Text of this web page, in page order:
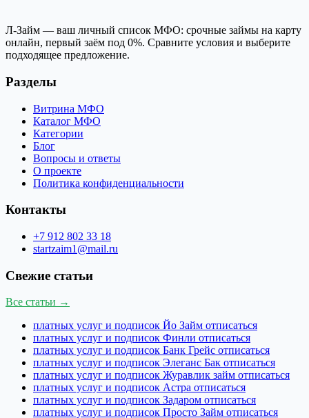
Л-Займ — ваш личный список МФО: срочные займы на карту
онлайн, первый заём под 0%. Сравните условия и выберите
подходящее предложение.
Разделы
Витрина МФО
Каталог МФО
Категории
Блог
Вопросы и ответы
О проекте
Политика конфиденциальности
Контакты
+7 912 802 33 18
startzaim1@mail.ru
Свежие статьи
Все статьи →
платных услуг и подписок Йо Займ отписаться
платных услуг и подписок Финли отписаться
платных услуг и подписок Банк Грейс отписаться
платных услуг и подписок Элеганс Бак отписаться
платных услуг и подписок Журавлик займ отписаться
платных услуг и подписок Астра отписаться
платных услуг и подписок Задаром отписаться
платных услуг и подписок Просто Займ отписаться